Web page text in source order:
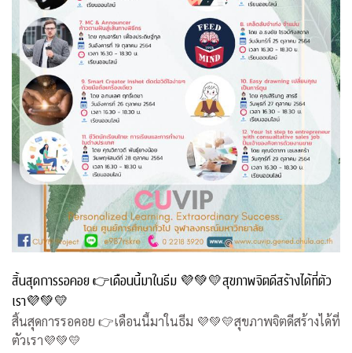
สิ้นสุดการรอคอย 👉เดือนนี้มาในธีม 💜💚💛สุขภาพจิตดีสร้างได้ที่ตัว
เรา💜💚💛
สิ้นสุดการรอคอย 👉เดือนนี้มาในธีม 💜💚💛สุขภาพจิตดีสร้างได้ที่
ตัวเรา💜💚💛